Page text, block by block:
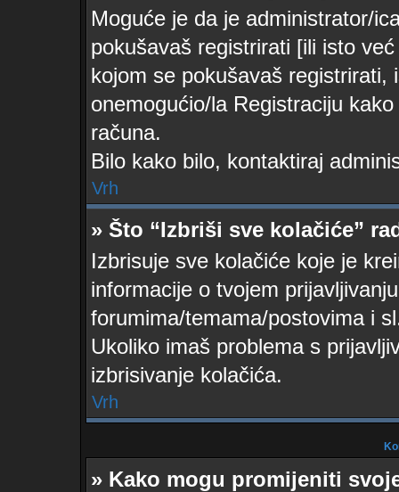
Moguće je da je administrator/
pokušavaš registrirati [ili isto
kojom se pokušavaš registrirati,
onemogućio/la Registraciju
računa.
Bilo kako bilo, kontaktiraj
Vrh
» Što “Izbriši sve kolačiće”
Izbrisuje sve kolačiće koje je
informacije o tvojem
forumima/temama/postovima i
Ukoliko imaš problema s
izbrisivanje kolačića.
Vrh
» Kako mogu promijeniti